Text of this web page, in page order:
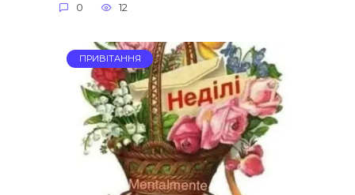
0 12
ПРИВІТАННЯ